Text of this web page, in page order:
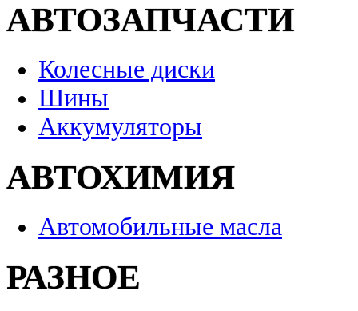
АВТОЗАПЧАСТИ
Колесные диски
Шины
Аккумуляторы
АВТОХИМИЯ
Автомобильные масла
РАЗНОЕ